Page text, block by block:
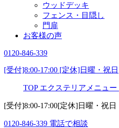
ウッドデッキ
フェンス・目隠し
門扉
お客様の声
0120-846-339
[受付]8:00-17:00 [定休]日曜・祝日
TOP エクステリアメニュー
[受付]8:00-17:00[定休]日曜・祝日
0120-846-339 電話で相談